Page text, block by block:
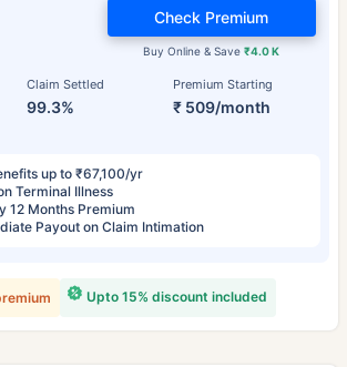
Claim Settled
99.3%
Premium Starting
₹ 509/month
Buy Online & Save₹4.0 K
Check Premium
up to ₹67,100/yr
Terminal Illness
12 Months Premium
Payout on Claim Intimation
Upto 15% discount included